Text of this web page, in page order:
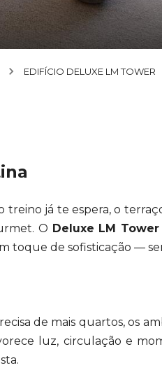
EDIFÍCIO DELUXE LM TOWER
já te espera, o
O Deluxe LM Tower
de sofisticação —
de mais quartos, os
luz, circulação e